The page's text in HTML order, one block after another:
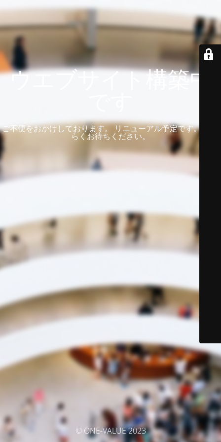
ウエブサイト構築中
ご不便をおかけしております。 リニューアル予定です。 しば
らくお待ちください。
© ONE-VALUE 2023